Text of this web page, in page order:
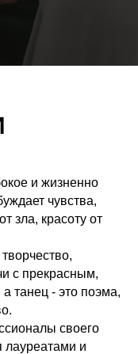
и жизненно
чувства,
зла, красоту от
с прекрасным,
танец - это поэма,
своего
лауреатами и